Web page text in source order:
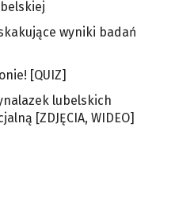
wyniki badań
[QUIZ]
lubelskich
[ZDJĘCIA, WIDEO]